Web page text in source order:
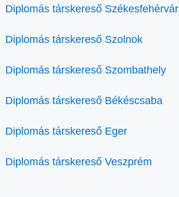
Diplomás társkereső Székesfehérvár
Diplomás társkereső Szolnok
Diplomás társkereső Szombathely
Diplomás társkereső Békéscsaba
Diplomás társkereső Eger
Diplomás társkereső Veszprém